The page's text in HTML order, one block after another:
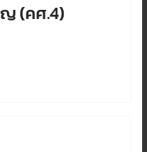
ญ (คศ.4)